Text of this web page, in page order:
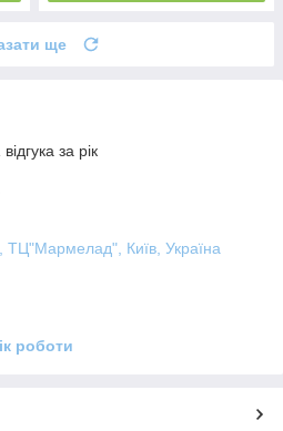
ще
за рік
ТЦ"Мармелад", Київ, Україна
роботи